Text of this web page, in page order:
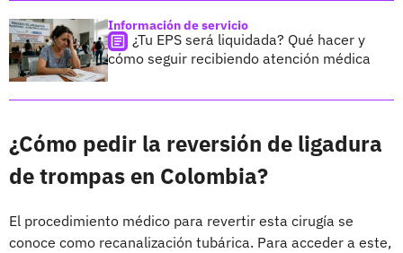
Información de servicio
¿Tu EPS será liquidada? Qué hacer y
cómo seguir recibiendo atención médica
¿Cómo pedir la reversión de ligadura
de trompas en Colombia?
El procedimiento médico para revertir esta cirugía se
conoce como recanalización tubárica. Para acceder a este,